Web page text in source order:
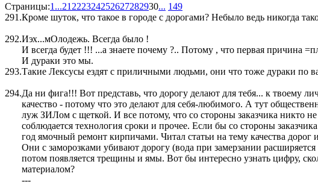
Страницы:1 ...21 222324252627282930... 149
291.Кроме шуток, что такое в городе с дорогами? Небыло ведь никогда
292.Иэх...мОлодежь. Всегда было !
И всегда будет !!! ...а знаете почему ?.. Потому , что первая причина
И дураки это мы.
293.Такие Лексусы ездят с приличными людьми, они что тоже дураки по
294.Да ни фига!!! Вот представь, что дорогу делают для тебя... к твоему
качество - потому что это делают для себя-любимого. А тут
луж ЗИЛом с щеткой. И все потому, что со стороны заказчика никто
соблюдается технология сроки и прочее. Если бы со стороны
год ямочный ремонт кирпичами. Читал статьи на тему качества
Они с заморозками убивают дорогу (вода при замерзании
потом появляется трещины и ямы. Вот бы интересно узнать цифру,
материалом?
---